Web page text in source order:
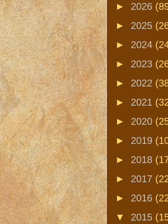
► 2026
► 2025
► 2024
► 2023
► 2022
► 2021
► 2020
► 2019
► 2018
► 2017
► 2016
▼ 2015